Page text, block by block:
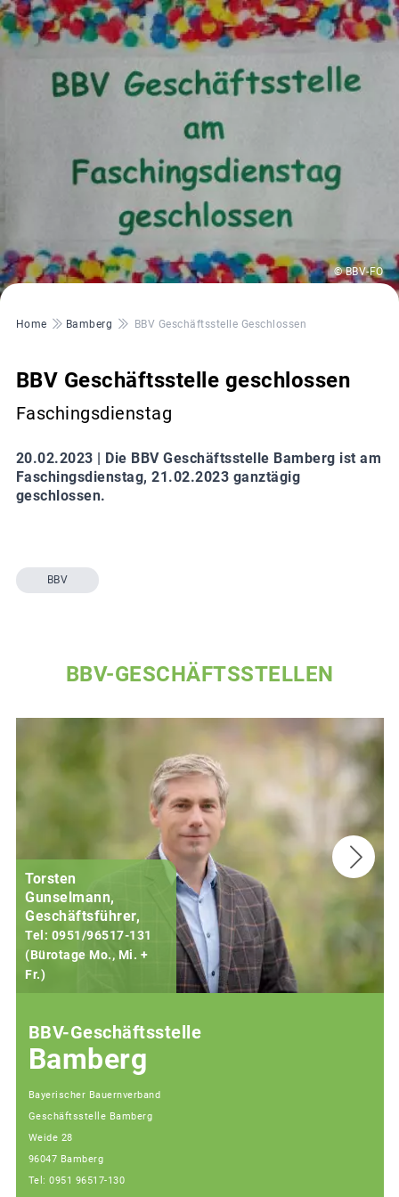
© BBV-FO
Pfadnavigation
Home Bamberg BBV Geschäftsstelle Geschlossen
BBV Geschäftsstelle geschlossen
Faschingsdienstag
20.02.2023 | Die BBV Geschäftsstelle Bamberg ist am
Faschingsdienstag, 21.02.2023 ganztägig
geschlossen.
BBV
BBV-GESCHÄFTSSTELLEN
Torsten
Gunselmann,
Geschäftsführer,
Tel: 0951/96517-131
(Bürotage Mo., Mi. +
Fr.)
BBV-Geschäftsstelle
Bamberg
Bayerischer Bauernverband
Geschäftsstelle Bamberg
Weide 28
96047 Bamberg
Tel: 0951 96517-130